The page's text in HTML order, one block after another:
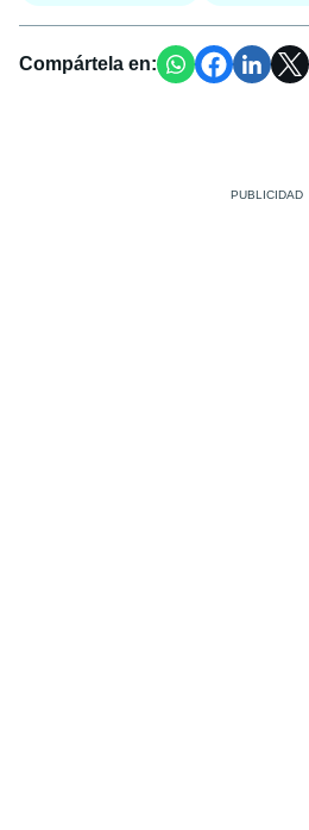
Compártela en: